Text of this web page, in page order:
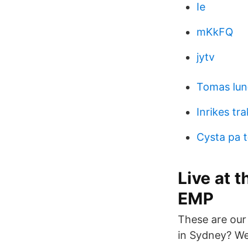
Ie
mKkFQ
jytv
Tomas
Inrikes
Cysta pa
Live at
EMP
These are
in Sydney?